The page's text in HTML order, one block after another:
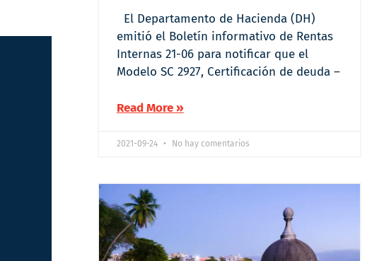
El Departamento de Hacienda (DH)
emitió el Boletín informativo de Rentas
Internas 21-06 para notificar que el
Modelo SC 2927, Certificación de deuda –
Read More »
2021-09-24 No hay comentarios